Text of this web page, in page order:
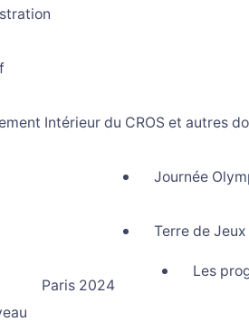
Intérieur du CROS et autres
Paris 2024
Journée
Terre de Jeux
Les